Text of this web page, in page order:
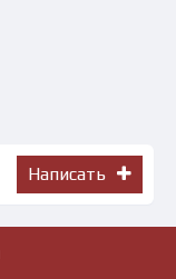
Написать